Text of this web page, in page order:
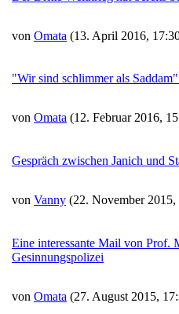
von Omata (13. April 2016,
"Wir sind schlimmer als
von Omata (12. Februar 2016,
Gespräch zwischen Janich und
von Vanny (22. November 2015,
Eine interessante Mail von Prof.
Gesinnungspolizei
von Omata (27. August 2015,